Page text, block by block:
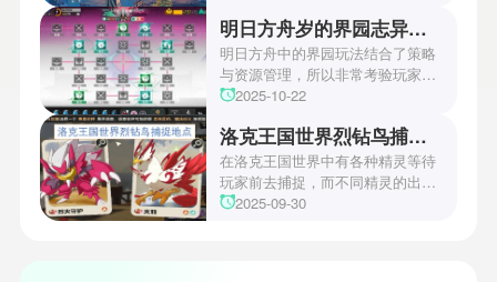
机关破谜范式第四关通关方法，助
玩家们能够顺利通关！有兴趣的玩
家们快来一起看看吧！
明日方舟岁的界园志异攻略
明日方舟中的界园玩法结合了策略
与资源管理，所以非常考验玩家的
操作和规划能力。游戏里拥有先
丰富多样的角色体系足以满足不同
战术需求。电表倒转是界园中的核
心挑战之一，玩家需合理利用通宝
和特殊钱币进行资源转换。明日方
2025-10-22
洛克王国世界烈钻鸟捕捉地点
在洛克王国世界中有各种精灵等待
玩家前去捕捉，而不同精灵的出现
地点和捕捉方式也各不相同。有少
2025-09-30